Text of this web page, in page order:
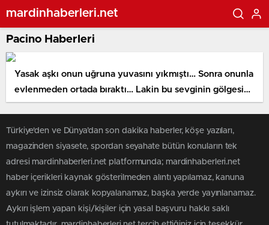
mardinhaberleri.net
Pacino Haberleri
Yasak aşkı onun uğruna yuvasını yıkmıştı… Sonra onunla
evlenmeden ortada bıraktı… Lakin bu sevginin gölgesi
bile kâfi
Türkiye'den ve Dünya’dan son dakika haberler, köşe yazıları,
magazinden siyasete, spordan seyahate bütün konuların tek
adresi mardinhaberleri.net platformunda; mardinhaberleri.net
haber içerikleri kaynak gösterilmeden alıntı yapılamaz, kanuna
aykırı ve izinsiz olarak kopyalanamaz, başka yerde yayınlanamaz.
Aykırı işlem yapan kişi/kişiler için yasal başvuru hakkı saklı